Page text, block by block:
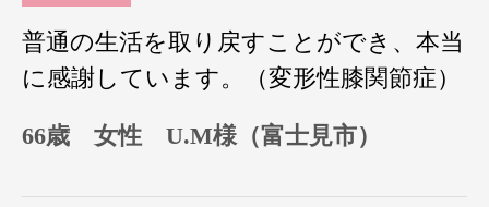
普通の生活を取り戻すことができ、本当
に感謝しています。（変形性膝関節症）
66歳 女性 U.M様（富士見市）